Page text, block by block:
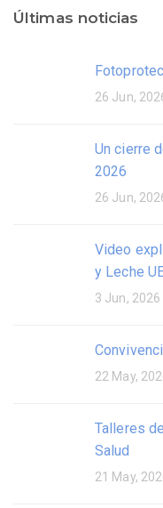
Últimas noticias
26 Jun,
Un cierre
2026
26 Jun,
Video
y Leche
3 Jun, 2026
22 May,
Talleres
Salud
21 May,